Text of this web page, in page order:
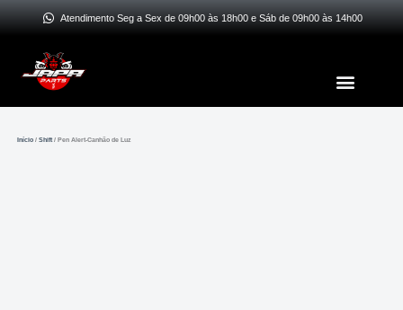
Ir
conteúdo
Atendimento Seg a Sex de 09h00 às 18h00 e Sáb de 09h00 às 14h00
Menu
Início /Shift/ Pen Alert-Canhão de Luz